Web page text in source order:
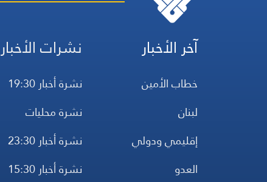
آخر الأخبار
خطاب الأمين
لبنان
إقليمي ودولي
العدو
نشرات الأخبار
نشرة أخبار 19:30
نشرة محليات
نشرة أخبار 23:30
نشرة أخبار 15:30